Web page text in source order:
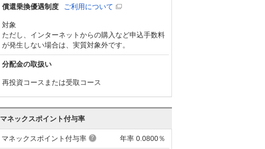
償還乗換優遇制度 ご利用について
対象
ただし、インターネットからの購入など申込手数料
が発生しない場合は、実質対象外です。
分配金の取扱い
再投資コースまたは受取コース
マネックスポイント付与率
マネックスポイント付与率 年率 0.0800％